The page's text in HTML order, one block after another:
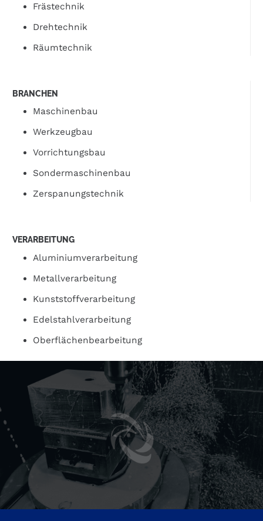
Frästechnik
Drehtechnik
Räumtechnik
BRANCHEN
Maschinenbau
Werkzeugbau
Vorrichtungsbau
Sondermaschinenbau
Zerspanungstechnik
VERARBEITUNG
Aluminiumverarbeitung
Metallverarbeitung
Kunststoffverarbeitung
Edelstahlverarbeitung
Oberflächenbearbeitung